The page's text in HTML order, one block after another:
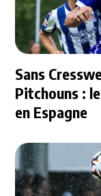
Sans
Pitchouns :
en Espagne